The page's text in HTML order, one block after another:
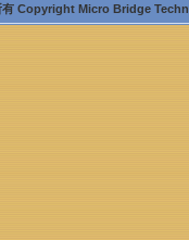
有 Copyright Micro Bridge